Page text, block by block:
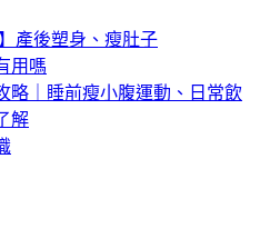
產後塑身、瘦肚子
用嗎
略｜睡前瘦小腹運動、日常飲
解